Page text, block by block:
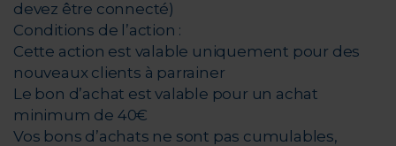
devez être connecté)
Conditions de l’action :
Cette action est valable uniquement pour des
nouveaux clients à parrainer
Le bon d’achat est valable pour un achat
minimum de 40€
Vos bons d’achats ne sont pas cumulables,